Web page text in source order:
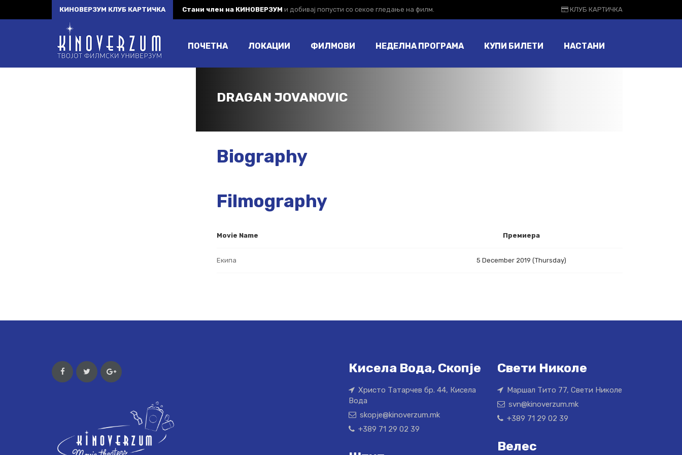
КИНОВЕРЗУМ КЛУБ КАРТИЧКА Стани член на КИНОВЕРЗУМ и добивај попусти со секое гледање на филм. КЛУБ КАРТИЧКА
ПОЧЕТНА ЛОКАЦИИ ФИЛМОВИ НЕДЕЛНА ПРОГРАМА КУПИ БИЛЕТИ НАСТАНИ
DRAGAN JOVANOVIC
Biography
Filmography
Movie Name Премиера
Екипа 5 December 2019 (Thursday)
Кисела Вода, Скопје
Христо Татарчев бр. 44, Кисела
Вода
skopje@kinoverzum.mk
+389 71 29 02 39
Свети Николе
Маршал Тито 77, Свети Николе
svn@kinoverzum.mk
+389 71 29 02 39
Велес